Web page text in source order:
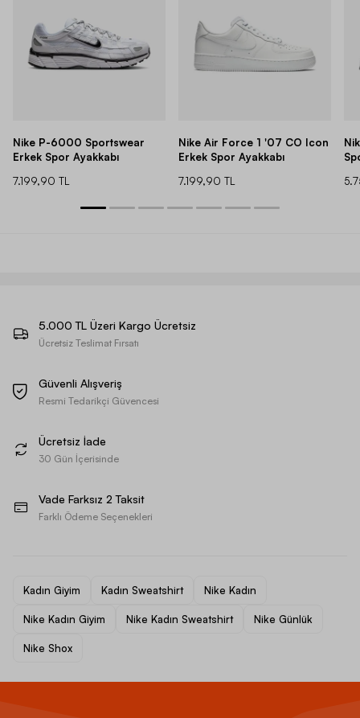
Nike P-6000 Sportswear
Erkek Spor Ayakkabı
7.199,90 TL
Nike Air Force 1 '07 CO Icon
Erkek Spor Ayakkabı
7.199,90 TL
5.000 TL Üzeri Kargo Ücretsiz
Ücretsiz Teslimat Fırsatı
Güvenli Alışveriş
Resmi Tedarikçi Güvencesi
Ücretsiz İade
30 Gün İçerisinde
Vade Farksız 2 Taksit
Farklı Ödeme Seçenekleri
Kadın Giyim Kadın Sweatshirt Nike Kadın
Nike Kadın Giyim Nike Kadın Sweatshirt Nike Günlük
Nike Shox